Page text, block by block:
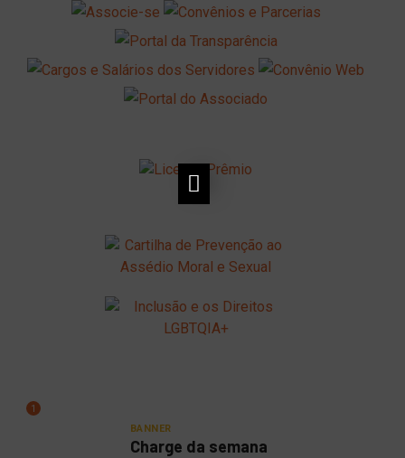
1
BANNER
Charge da semana